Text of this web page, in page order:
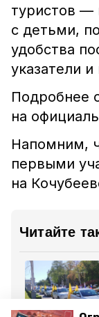
туристов —
с детьми,
удобства
указатели
Подробнее
на
Напомним,
первыми
на
Читайте